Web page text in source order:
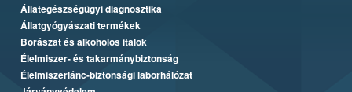
Állategészségügyi diagnosztika
Állatgyógyászati termékek
Borászat és alkoholos italok
Élelmiszer- és takarmánybiztonság
Élelmiszerlánc-biztonsági laborhálózat